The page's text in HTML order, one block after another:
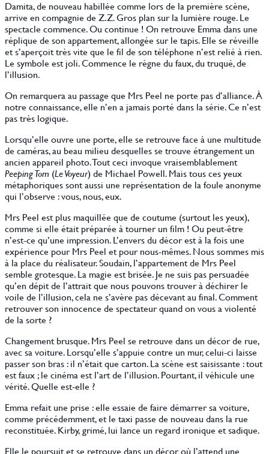
Damita, de nouveau habillée comme lors de la première scène,
arrive en compagnie de Z.Z. Gros plan sur la lumière rouge. Le
spectacle commence. Ou continue ! On retrouve Emma dans une
réplique de son appartement, allongée sur le tapis. Elle se réveille
et s’aperçoit très vite que le fil de son téléphone n’est relié à rien.
Le symbole est joli. Commence le règne du faux, du truqué, de
l’illusion.
On remarquera au passage que Mrs Peel ne porte pas d’alliance. À
notre connaissance, elle n’en a jamais porté dans la série. Ce n’est
pas très logique.
Lorsqu’elle ouvre une porte, elle se retrouve face à une multitude
de caméras, au beau milieu desquelles se trouve étrangement un
ancien appareil photo. Tout ceci invoque vraisemblablement
Peeping Tom (Le Voyeur) de Michael Powell. Mais tous ces yeux
métaphoriques sont aussi une représentation de la foule anonyme
qui l’observe : vous, nous, eux.
Mrs Peel est plus maquillée que de coutume (surtout les yeux),
comme si elle était préparée à tourner un film ! Ou peut-être
n’est-ce qu’une impression. L’envers du décor est à la fois une
expérience pour Mrs Peel et pour nous-mêmes. Nous sommes mis
à la place du réalisateur. Soudain, l’appartement de Mrs Peel
semble grotesque. La magie est brisée. Je ne suis pas persuadée
qu’en dépit de l’attrait que nous pouvons trouver à déchirer le
voile de l’illusion, cela ne s’avère pas décevant au final. Comment
retrouver son innocence de spectateur quand on vous a violenté
de la sorte ?
Changement brusque. Mrs Peel se retrouve dans un décor de rue,
avec sa voiture. Lorsqu’elle s’appuie contre un mur, celui-ci laisse
passer son bras : il n’était que carton. La scène est saisissante : tout
est faux ; le cinéma est l’art de l’illusion. Pourtant, il véhicule une
vérité. Quelle est-elle ?
Emma refait une prise : elle essaie de faire démarrer sa voiture,
comme précédemment, et le taxi passe de nouveau dans la rue
reconstituée. Kirby, grimé, lui lance un regard ironique et sadique.
Elle le poursuit et se retrouve dans un décor où l’attend une